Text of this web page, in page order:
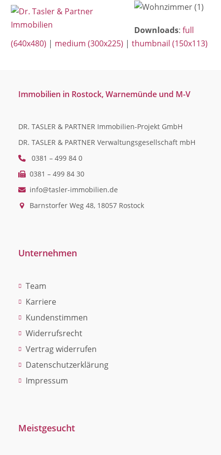
SkipOpen
mobile
menu
Close
mobile
menu
Downloads:full
(640x480) | medium (300x225) |thumbnail (150x113)
Immobilien in Rostock, Warnemünde und M-V
DR. TASLER & PARTNER Immobilien-Projekt GmbH
DR. TASLER & PARTNER Verwaltungsgesellschaft mbH
0381 – 499 84 0
0381 – 499 84 30
info@tasler-immobilien.de
Barnstorfer Weg 48, 18057 Rostock
Unternehmen
Team
Karriere
Kundenstimmen
Widerrufsrecht
Vertrag widerrufen
Datenschutzerklärung
Impressum
Meistgesucht